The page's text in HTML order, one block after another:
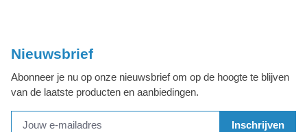
Nieuwsbrief
Abonneer je nu op onze nieuwsbrief om op de hoogte te blijven
van de laatste producten en aanbiedingen.
Inschrijven